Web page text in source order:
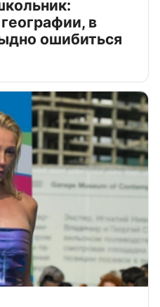
в
ошибиться